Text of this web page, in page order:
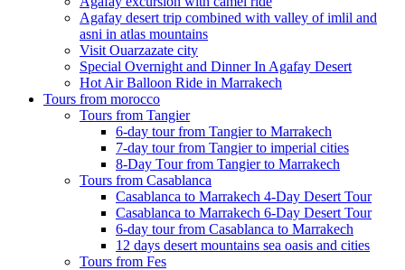
Agafay desert trip combined with valley of imlil and
asni in atlas mountains
Visit Ouarzazate city
Special Overnight and Dinner In Agafay Desert
Hot Air Balloon Ride in Marrakech
Tours from morocco
Tours from Tangier
6-day tour from Tangier to Marrakech
7-day tour from Tangier to imperial cities
8-Day Tour from Tangier to Marrakech
Tours from Casablanca
Casablanca to Marrakech 4-Day Desert Tour
Casablanca to Marrakech 6-Day Desert Tour
6-day tour from Casablanca to Marrakech
12 days desert mountains sea oasis and cities
Tours from Fes